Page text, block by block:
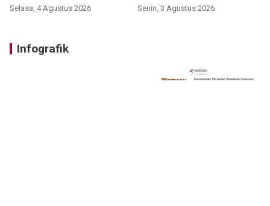
Selasa, 4 Agustus 2026 Senin, 3 Agustus 2026
Infografik